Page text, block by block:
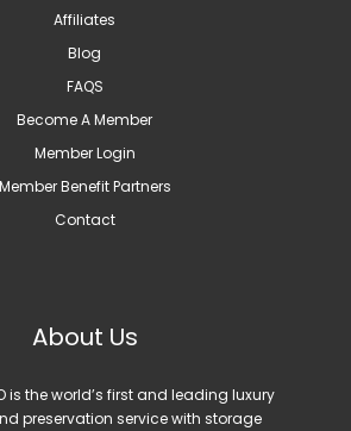
Affiliates
Blog
FAQS
Become A Member
Member Login
Member Benefit Partners
Contact
About Us
is the world’s first and leading luxury
preservation service with storage